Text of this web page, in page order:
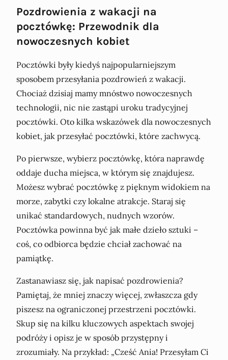
Pozdrowienia z wakacji na
pocztówkę: Przewodnik dla
nowoczesnych kobiet
Pocztówki były kiedyś najpopularniejszym
sposobem przesyłania pozdrowień z wakacji.
Chociaż dzisiaj mamy mnóstwo nowoczesnych
technologii, nic nie zastąpi uroku tradycyjnej
pocztówki. Oto kilka wskazówek dla nowoczesnych
kobiet, jak przesyłać pocztówki, które zachwycą.
Po pierwsze, wybierz pocztówkę, która naprawdę
oddaje ducha miejsca, w którym się znajdujesz.
Możesz wybrać pocztówkę z pięknym widokiem na
morze, zabytki czy lokalne atrakcje. Staraj się
unikać standardowych, nudnych wzorów.
Pocztówka powinna być jak małe dzieło sztuki –
coś, co odbiorca będzie chciał zachować na
pamiątkę.
Zastanawiasz się, jak napisać pozdrowienia?
Pamiętaj, że mniej znaczy więcej, zwłaszcza gdy
piszesz na ograniczonej przestrzeni pocztówki.
Skup się na kilku kluczowych aspektach swojej
podróży i opisz je w sposób przystępny i
zrozumiały. Na przykład: „Cześć Ania! Przesyłam Ci